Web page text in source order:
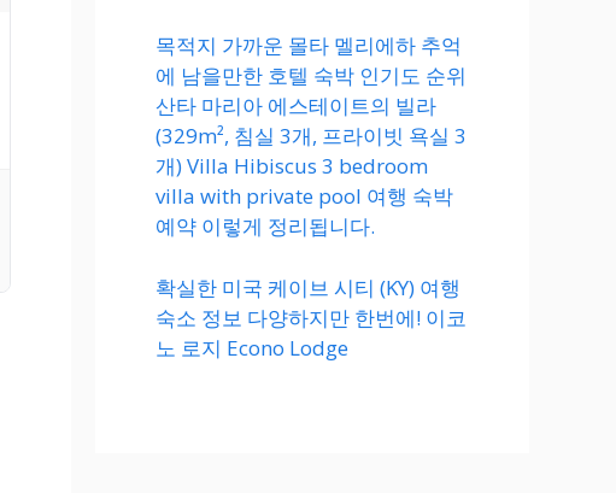
목적지 가까운 몰타 멜리에하 추억
에 남을만한 호텔 숙박 인기도 순위
산타 마리아 에스테이트의 빌라
(329m², 침실 3개, 프라이빗 욕실 3
개) Villa Hibiscus 3 bedroom
villa with private pool 여행 숙박
예약 이렇게 정리됩니다.
확실한 미국 케이브 시티 (KY) 여행
숙소 정보 다양하지만 한번에! 이코
노 로지 Econo Lodge